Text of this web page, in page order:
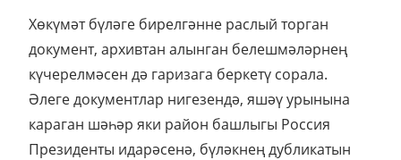
Хөкүмәт бүләге бирелгәнне раслый торган
документ, архивтан алынган белешмәләрнең
күчерелмәсен дә гаризага беркетү сорала.
Әлеге документлар нигезендә, яшәү урынына
караган шәһәр яки район башлыгы Россия
Президенты идарәсенә, бүләкнең дубликатын